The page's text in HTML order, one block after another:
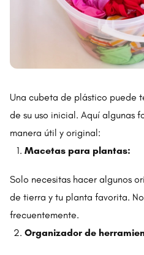
Una cubeta de plástico puede
de su uso inicial. Aquí algunas
manera útil y original:
Macetas para plantas:
Solo necesitas hacer algunos
de tierra y tu planta favorita.
frecuentemente.
Organizador de